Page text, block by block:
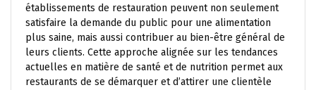
établissements de restauration peuvent non seulement
satisfaire la demande du public pour une alimentation
plus saine, mais aussi contribuer au bien-être général de
leurs clients. Cette approche alignée sur les tendances
actuelles en matière de santé et de nutrition permet aux
restaurants de se démarquer et d’attirer une clientèle